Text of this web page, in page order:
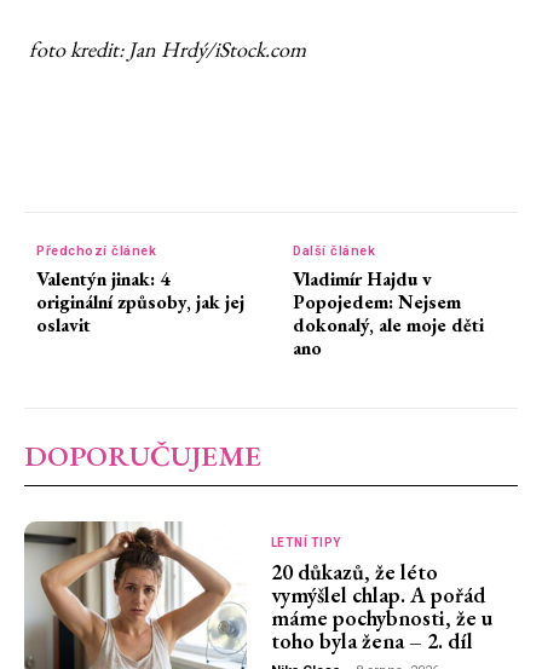
foto kredit: Jan Hrdý/iStock.com
Předchozí článek
Valentýn jinak: 4
originální způsoby, jak jej
oslavit
Další článek
Vladimír Hajdu v
Popojedem: Nejsem
dokonalý, ale moje děti
ano
DOPORUČUJEME
LETNÍ TIPY
20 důkazů, že léto
vymýšlel chlap. A pořád
máme pochybnosti, že u
toho byla žena – 2. díl